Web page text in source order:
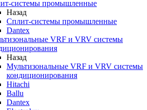
системы промышленные
Назад
Сплит-системы промышленные
Dantex
VRF и VRV системы
Назад
Мультизональные VRF и VRV системы
кондиционирования
Hitachi
Ballu
Dantex